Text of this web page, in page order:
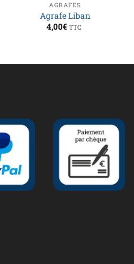
AGRAFES
Agrafe Liban
4,00€ TTC